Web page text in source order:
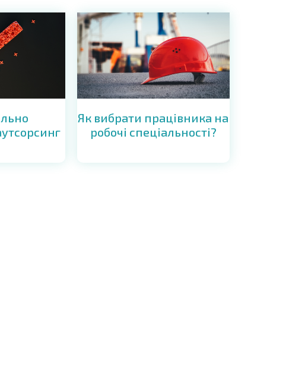
Як вибрати працівника на
робочі спеціальності?